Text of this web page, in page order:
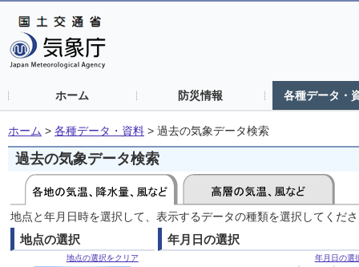
ホーム 防災情報 各種データ・
ホーム > 各種データ・資料 > 過去の気象データ検索
過去の気象データ検索
地点と年月日時を選択して、表示するデータの種類を選択してくだ
地点の選択
地点の選択をクリア
年月日の選択
年月日の選